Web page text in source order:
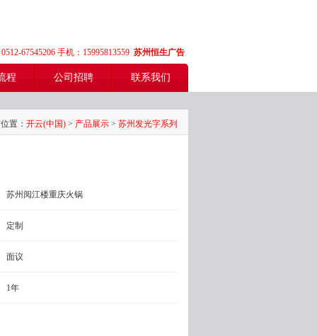
67545206 手机：15995813559 苏州恒生广告
程 公司招聘 联系我们
置： 开云(中国) > 产品展示 > 苏州发光字系列
苏州阅江楼重庆火锅
定制
面议
1年